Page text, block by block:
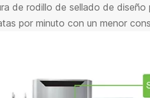
de rodillo de sellado de
por minuto con un menor